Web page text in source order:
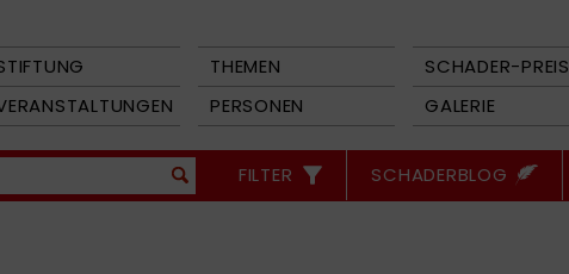
THEMEN SCHADER-PREIS
PERSONEN GALERIE
FILTER SCHADERBLOG